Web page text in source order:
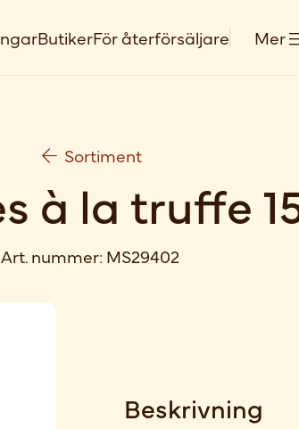
ButikerFör återförsäljare Mer
Sortiment
à la truffe
Art. nummer: MS29402
Beskrivning